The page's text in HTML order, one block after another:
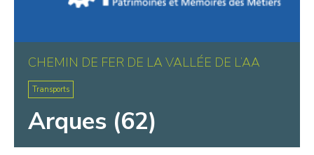
CHEMIN DE FER DE LA VALLÉE DE L’AA
Transports
Arques (62)